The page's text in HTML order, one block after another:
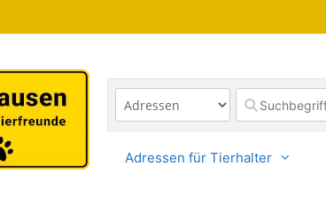
Adressen für Tierhalter